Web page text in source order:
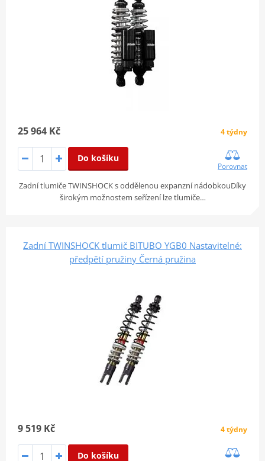
25 964 Kč 4 týdny
Do košíku
Porovnat
Zadní tlumiče TWINSHOCK s oddělenou expanzní nádobkouDíky
širokým možnostem seřízení lze tlumiče…
Zadní TWINSHOCK tlumič BITUBO YGB0 Nastavitelné:
předpětí pružiny Černá pružina
9 519 Kč 4 týdny
Do košíku